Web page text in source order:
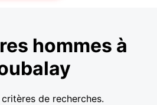
hommes à
de recherches.